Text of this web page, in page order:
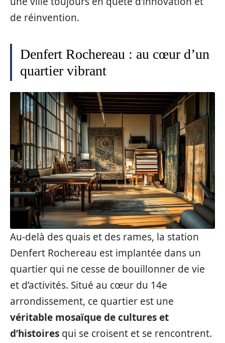
de réinvention.
Denfert Rochereau : au cœur d’un
quartier vibrant
Au-delà des quais et des rames, la station
Denfert Rochereau est implantée dans un
quartier qui ne cesse de bouillonner de vie
et d’activités. Situé au cœur du 14e
arrondissement, ce quartier est une
véritable mosaïque de cultures et
d’histoires qui se croisent et se rencontrent.